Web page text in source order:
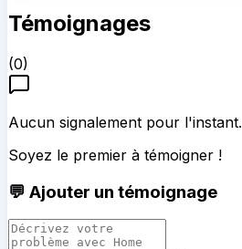
Témoignages
(0)
Aucun signalement pour l'instant.
Soyez le premier à témoigner !
💬 Ajouter un témoignage